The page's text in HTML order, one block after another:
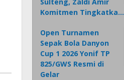
Komitmen Tingkatka…
Open Turnamen
Sepak Bola Danyon
Cup 1 2026 Yonif TP
825/GWS Resmi di
Gelar